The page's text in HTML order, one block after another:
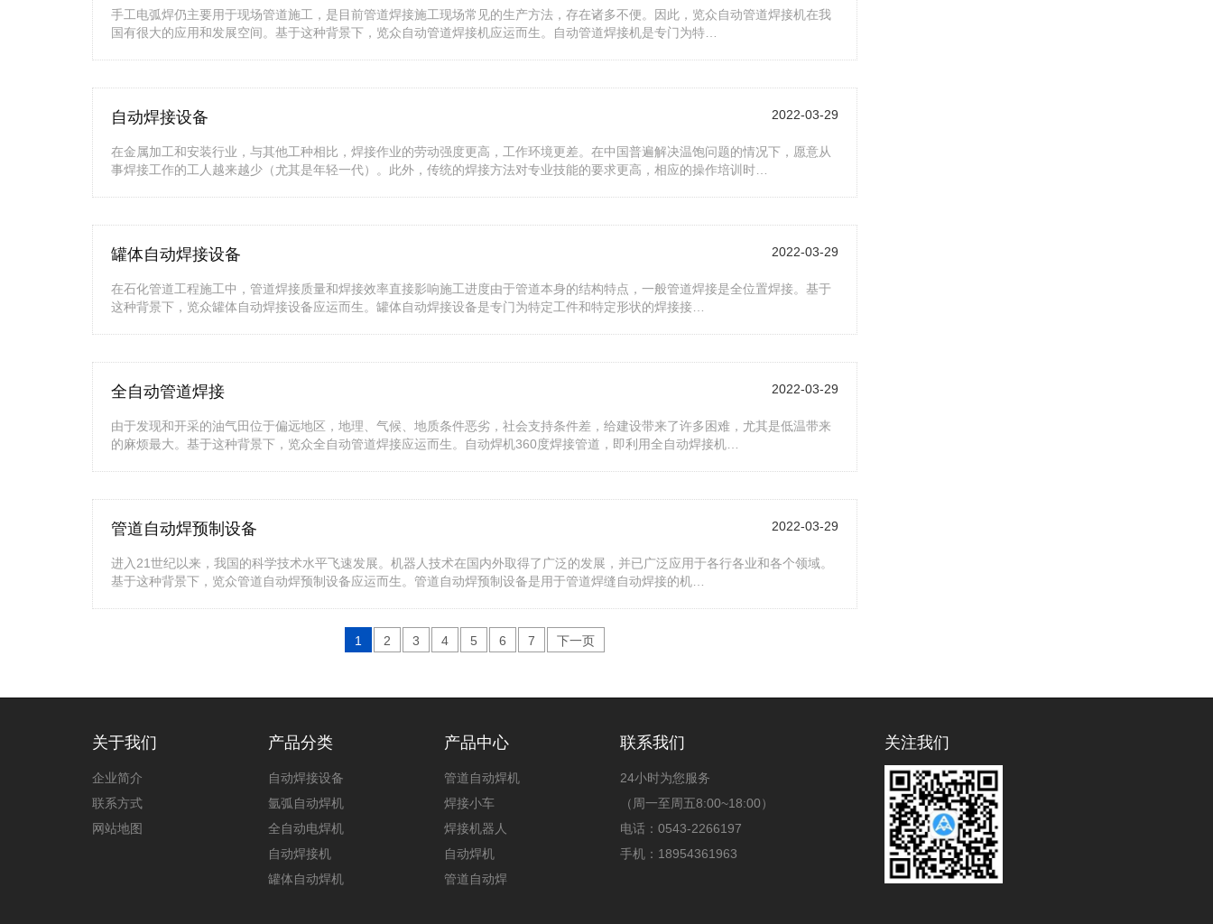
手工电弧焊仍主要用于现场管道施工，是目前管道焊接施工现场常见的生产方法，存在诸多不便。因此，览众自动管道焊接机在我
国有很大的应用和发展空间。基于这种背景下，览众自动管道焊接机应运而生。自动管道焊接机是专门为特…
自动焊接设备 2022-03-29
在金属加工和安装行业，与其他工种相比，焊接作业的劳动强度更高，工作环境更差。在中国普遍解决温饱问题的情况下，愿意从
事焊接工作的工人越来越少（尤其是年轻一代）。此外，传统的焊接方法对专业技能的要求更高，相应的操作培训时…
罐体自动焊接设备 2022-03-29
在石化管道工程施工中，管道焊接质量和焊接效率直接影响施工进度由于管道本身的结构特点，一般管道焊接是全位置焊接。基于
这种背景下，览众罐体自动焊接设备应运而生。罐体自动焊接设备是专门为特定工件和特定形状的焊接接…
全自动管道焊接 2022-03-29
由于发现和开采的油气田位于偏远地区，地理、气候、地质条件恶劣，社会支持条件差，给建设带来了许多困难，尤其是低温带来
的麻烦最大。基于这种背景下，览众全自动管道焊接应运而生。自动焊机360度焊接管道，即利用全自动焊接机…
管道自动焊预制设备 2022-03-29
进入21世纪以来，我国的科学技术水平飞速发展。机器人技术在国内外取得了广泛的发展，并已广泛应用于各行各业和各个领域。
基于这种背景下，览众管道自动焊预制设备应运而生。管道自动焊预制设备是用于管道焊缝自动焊接的机…
1 2 3 4 5 6 7 下一页
关于我们
企业简介
联系方式
网站地图
产品分类
自动焊接设备
氩弧自动焊机
全自动电焊机
自动焊接机
罐体自动焊机
产品中心
管道自动焊机
焊接小车
焊接机器人
自动焊机
管道自动焊
联系我们
24小时为您服务
（周一至周五8:00~18:00）
电话：0543-2266197
手机：18954361963
关注我们